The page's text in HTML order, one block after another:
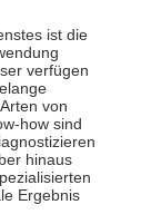
ist die
verfügen
von
how sind
hinaus
Ergebnis